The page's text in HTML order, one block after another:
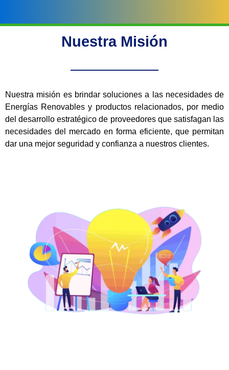
Nuestra Misión
Nuestra misión es brindar soluciones a las necesidades de
Energías Renovables y productos relacionados, por medio
del desarrollo estratégico de proveedores que satisfagan las
necesidades del mercado en forma eficiente, que permitan
dar una mejor seguridad y confianza a nuestros clientes.